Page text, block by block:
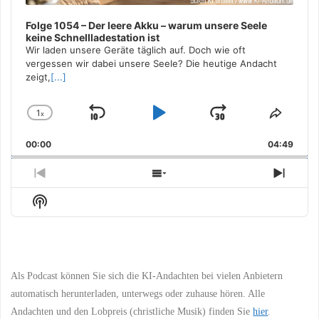
Folge 1054 – Der leere Akku – warum unsere Seele
keine Schnellladestation ist
Wir laden unsere Geräte täglich auf. Doch wie oft
vergessen wir dabei unsere Seele? Die heutige Andacht
zeigt,[...]
Change
Rate
1x
Skip
Play
Jump
Forward
Share
00:00 04:49
Previous
Episode
Show
Episodes
Next
Show
Podcast
Als Podcast können Sie sich die KI-Andachten bei vielen Anbietern
automatisch herunterladen, unterwegs oder zuhause hören. Alle
Andachten und den Lobpreis (christliche Musik) finden Siehier.